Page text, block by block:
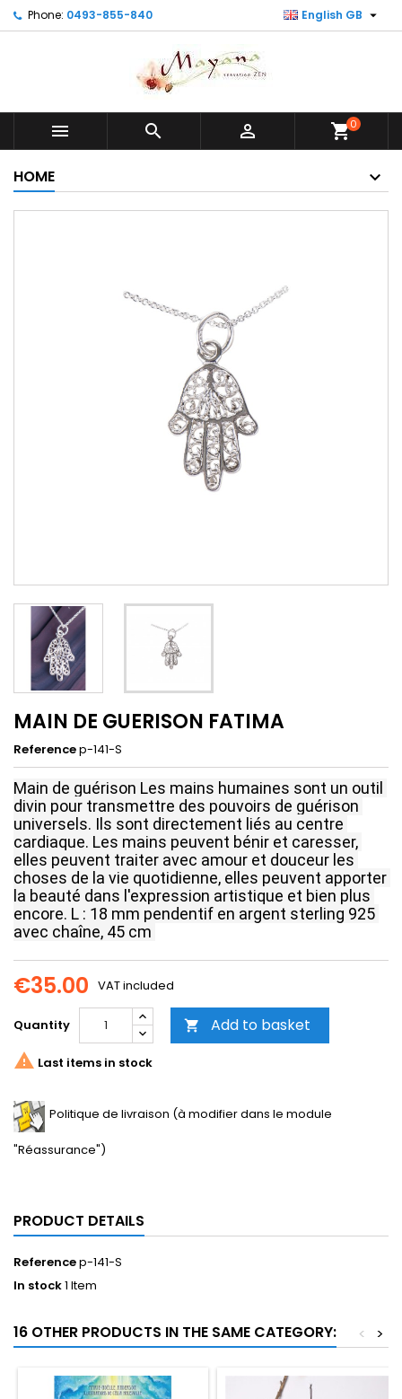
Phone: 0493-855-840 English GB 
   shopping_cart0
HOME
MAIN DE GUERISON FATIMA
Referencep-141-S
Main de guérison Les mains humaines sont un outil
divin pour transmettre des pouvoirs de guérison
universels. Ils sont directement liés au centre
cardiaque. Les mains peuvent bénir et caresser,
elles peuvent traiter avec amour et douceur les
choses de la vie quotidienne, elles peuvent apporter
la beauté dans l'expression artistique et bien plus
encore. L : 18 mm pendentif en argent sterling 925
avec chaîne, 45 cm
€35.00 VAT included
Quantity  Add to basket
 Last items in stock
Politique de livraison (à modifier dans le module
"Réassurance")
PRODUCT DETAILS
Referencep-141-S
In stock1 Item
16 OTHER PRODUCTS IN THE SAME CATEGORY: >
<